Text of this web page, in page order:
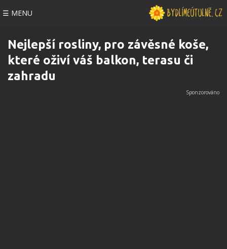
☰ MENU
Nejlepší rosliny, pro závěsné koše,
které oživí váš balkon, terasu či
zahradu